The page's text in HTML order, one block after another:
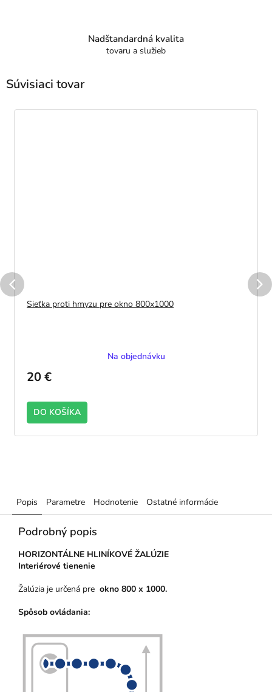
Nadštandardná kvalita
tovaru a služieb
Súvisiaci tovar
Sieťka proti hmyzu pre okno 800x1000
Na objednávku
20 €
DO KOŠÍKA
Popis Parametre Hodnotenie Ostatné informácie
Podrobný popis
HORIZONTÁLNE HLINÍKOVÉ ŽALÚZIE
Interiérové tienenie
Žalúzia je určená pre okno 800 x 1000.
Spôsob ovládania: